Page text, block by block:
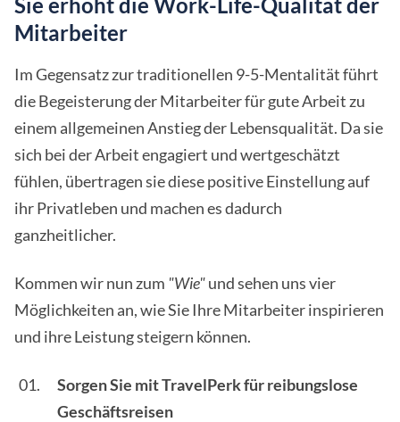
Mitarbeiter
Im Gegensatz zur traditionellen 9-5-Mentalität führt
die Begeisterung der Mitarbeiter für gute Arbeit zu
einem allgemeinen Anstieg der Lebensqualität. Da sie
sich bei der Arbeit engagiert und wertgeschätzt
fühlen, übertragen sie diese positive Einstellung auf
ihr Privatleben und machen es dadurch
ganzheitlicher.
Kommen wir nun zum "Wie"und sehen uns vier
Möglichkeiten an, wie Sie Ihre Mitarbeiter inspirieren
und ihre Leistung steigern können.
Sorgen Sie mit TravelPerk für reibungslose
Geschäftsreisen